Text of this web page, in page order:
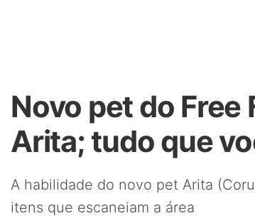
Novo pet do Free
Arita; tudo que
A habilidade do novo pet Arita
itens que escaneiam a área